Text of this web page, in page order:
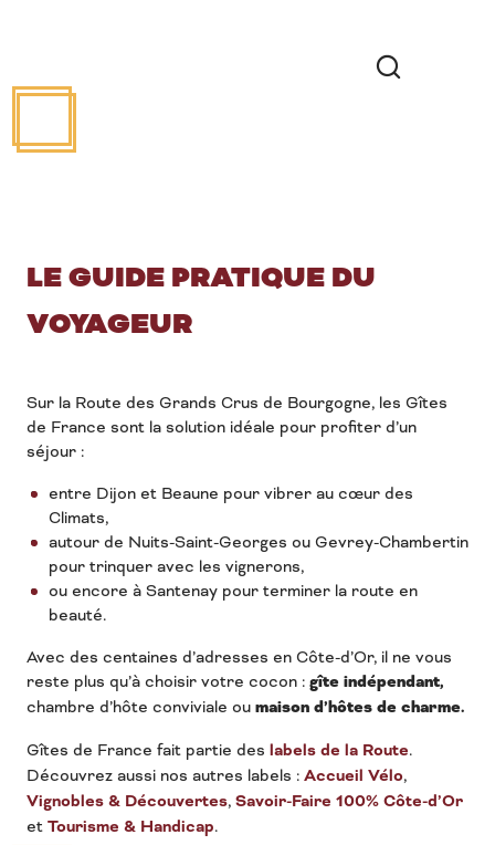
LE GUIDE PRATIQUE DU
VOYAGEUR
Sur la Route des Grands Crus de Bourgogne, les Gîtes
de France sont la solution idéale pour profiter d’un
séjour :
entre Dijon et Beaune pour vibrer au cœur des
Climats,
autour de Nuits-Saint-Georges ou Gevrey-Chambertin
pour trinquer avec les vignerons,
ou encore à Santenay pour terminer la route en
beauté.
Avec des centaines d’adresses en Côte-d’Or, il ne vous
reste plus qu’à choisir votre cocon : gîte indépendant,
chambre d’hôte conviviale ou maison d’hôtes de charme.
Gîtes de France fait partie des labels de la Route.
Découvrez aussi nos autres labels : Accueil Vélo,
Vignobles & Découvertes, Savoir-Faire 100% Côte-d’Or
et Tourisme & Handicap.